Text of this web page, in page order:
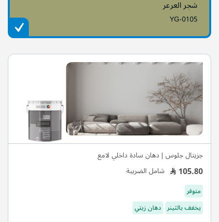
شجر العرعر
YG-0105
جزيتال جلوس | دهان سادة داخلي لامع
105.80 شامل الضريبة
متوفر
يخفف بالثينر دهان زيتي